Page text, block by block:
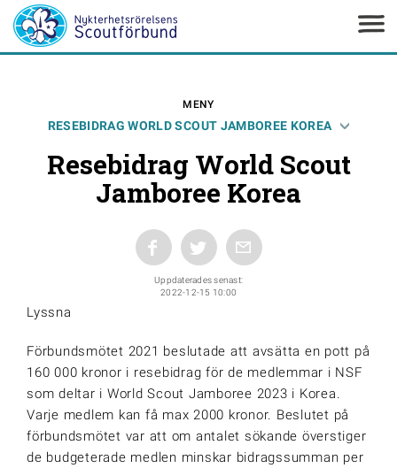
MENY
RESEBIDRAG WORLD SCOUT JAMBOREE KOREA
Resebidrag World Scout
Jamboree Korea
Uppdaterades senast:
2022-12-15 10:00
Lyssna
Förbundsmötet 2021 beslutade att avsätta en pott på
160 000 kronor i resebidrag för de medlemmar i NSF
som deltar i World Scout Jamboree 2023 i Korea.
Varje medlem kan få max 2000 kronor. Beslutet på
förbundsmötet var att om antalet sökande överstiger
de budgeterade medlen minskar bidragssumman per